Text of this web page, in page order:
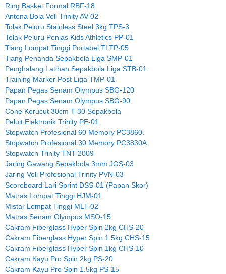
Ring Basket Formal RBF-18
Antena Bola Voli Trinity AV-02
Tolak Peluru Stainless Steel 3kg TPS-3
Tolak Peluru Penjas Kids Athletics PP-01
Tiang Lompat Tinggi Portabel TLTP-05
Tiang Penanda Sepakbola Liga SMP-01
Penghalang Latihan Sepakbola Liga STB-01
Training Marker Post Liga TMP-01
Papan Pegas Senam Olympus SBG-120
Papan Pegas Senam Olympus SBG-90
Cone Kerucut 30cm T-30 Sepakbola
Peluit Elektronik Trinity PE-01
Stopwatch Profesional 60 Memory PC3860.
Stopwatch Profesional 30 Memory PC3830A.
Stopwatch Trinity TNT-2009
Jaring Gawang Sepakbola 3mm JGS-03
Jaring Voli Profesional Trinity PVN-03
Scoreboard Lari Sprint DSS-01 (Papan Skor)
Matras Lompat Tinggi HJM-01
Mistar Lompat Tinggi MLT-02
Matras Senam Olympus MSO-15
Cakram Fiberglass Hyper Spin 2kg CHS-20
Cakram Fiberglass Hyper Spin 1.5kg CHS-15
Cakram Fiberglass Hyper Spin 1kg CHS-10
Cakram Kayu Pro Spin 2kg PS-20
Cakram Kayu Pro Spin 1.5kg PS-15